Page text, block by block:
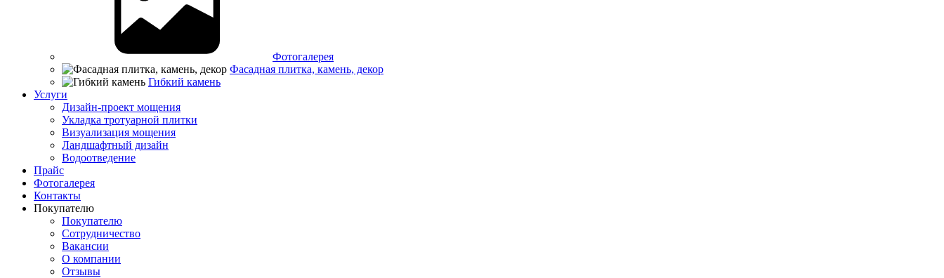
Фотогалерея
Фасадная плитка, камень, декор
Гибкий камень
Услуги
Дизайн-проект мощения
Укладка тротуарной плитки
Визуализация мощения
Ландшафтный дизайн
Водоотведение
Прайс
Фотогалерея
Контакты
Покупателю
Покупателю
Сотрудничество
Вакансии
О компании
Отзывы